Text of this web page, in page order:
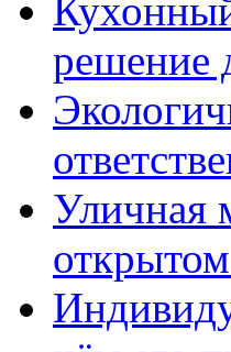
решение
Уличная